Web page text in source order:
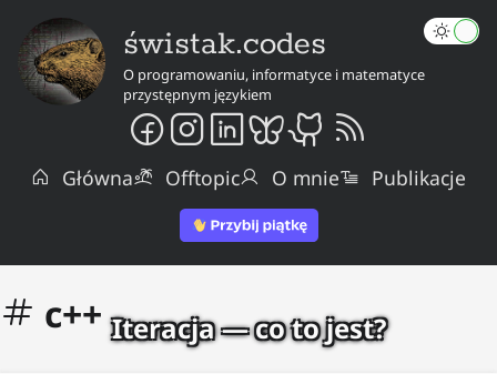
świstak.codes
O programowaniu, informatyce i matematyce
przystępnym językiem
Główna Offtopic O mnie Publikacje
c++ Iteracja — co to jest?